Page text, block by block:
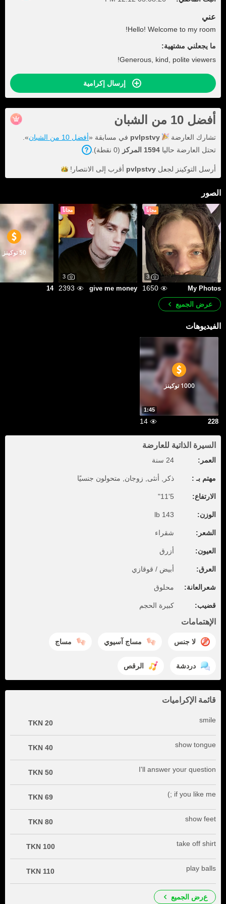
عني
Hello! Welcome to my room!
ما يجعلني مشتهية:
Generous, kind, polite viewers!
إرسال إكرامية
أفضل 10 من الشبان
تشارك العارضة pvlpstvy في مسابقة «أفضل 10 من الشبان
».
تحتل العارضة حاليا 1594 المركز (0 نقطة).
أرسل التوكينز لجعل pvlpstvy أقرب إلى الانتصار!
الصور
مجاناً
3
My Photos
1650
مجاناً
3
give me money
2393
50 توكينز
14
عرض الجميع
الفيديوهات
1:45
1000 توكينز
228
14
السيرة الذاتية للعارضة
العمر: 24 سنة
مهتم بـ : ذكر, أنثى, زوجان, متحولون جنسيًا
الارتفاع: 5'11"
الوزن: 143 lb
الشعر: شقراء
العيون: أزرق
العرق: أبيض / قوقازي
شعرالعانة: محلوق
قضيب: كبيرة الحجم
الإهتمامات
لا جنس مساج آسيوي مساج
دردشة الرقص
قائمة الإكراميات
smile
20 TKN
show tongue
40 TKN
I'll answer your question
50 TKN
if you like me ;)
69 TKN
show feet
80 TKN
take off shirt
100 TKN
play balls
110 TKN
عرض الجميع